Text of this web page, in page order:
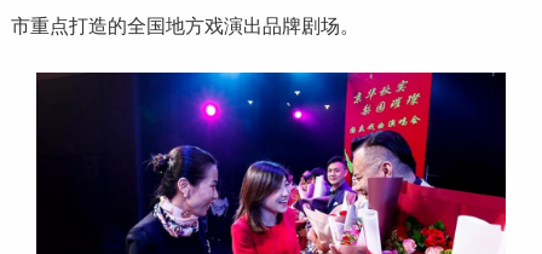
市重点打造的全国地方戏演出品牌剧场。